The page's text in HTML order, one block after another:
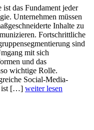
das Fundament jeder
Unternehmen müssen
Inhalte zu
Fortschrittliche
sind
mit sich
und das
wichtige Rolle.
Social-Media-
ist […] weiter lesen